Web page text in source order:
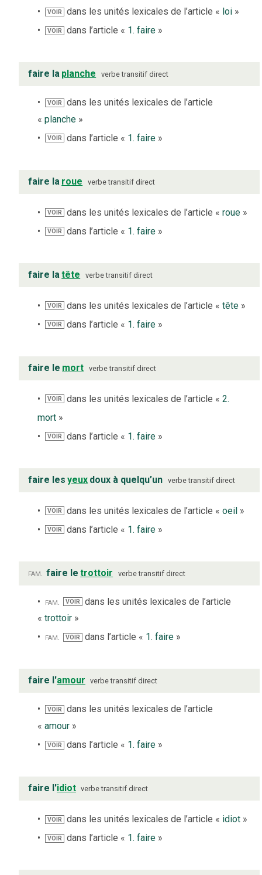
VOIR dans les unités lexicales de l’article « loi »
VOIR dans l’article « 1. faire »
faire la planche verbe transitif direct
VOIR
dans les unités lexicales de l’article
« planche »
VOIR dans l’article « 1. faire »
faire la roue verbe transitif direct
VOIR dans les unités lexicales de l’article «roue »
VOIR dans l’article « 1. faire »
faire la tête verbe transitif direct
VOIR dans les unités lexicales de l’article «tête »
VOIR dans l’article « 1. faire »
faire le mort verbe transitif direct
VOIR dans les unités lexicales de l’article «2.
mort »
VOIR dans l’article « 1. faire »
faire les yeux doux à quelqu’un verbe transitif direct
VOIR dans les unités lexicales de l’article «oeil »
VOIR dans l’article « 1. faire »
fam. faire le trottoir verbe transitif direct
fam. VOIR
dans les unités lexicales de l’article
« trottoir »
fam.
VOIR dans l’article « 1. faire»
faire l'amour verbe transitif direct
VOIR
dans les unités lexicales de l’article
« amour »
VOIR dans l’article « 1. faire »
faire l'idiot verbe transitif direct
VOIR dans les unités lexicales de l’article « idiot »
VOIR dans l’article « 1. faire »